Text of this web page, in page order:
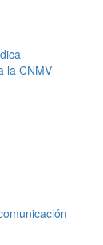
la CNMV